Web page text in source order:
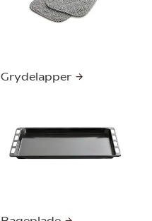
Grydelapper